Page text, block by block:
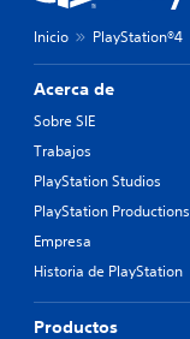
Inicio PlayStation®4
Acerca de
Sobre SIE
Trabajos
PlayStation Studios
PlayStation Productions
Empresa
Historia de PlayStation
Productos